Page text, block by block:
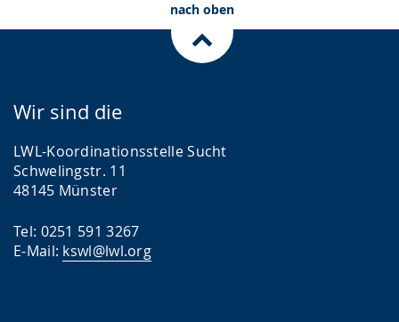
nach oben
Wir sind die
LWL-Koordinationsstelle Sucht
Schwelingstr. 11
48145 Münster
Tel: 0251 591 3267
E-Mail: kswl@lwl.org